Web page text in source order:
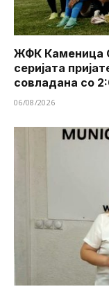
ЖФК Каменица
серијата
совладана со
06/08/2026